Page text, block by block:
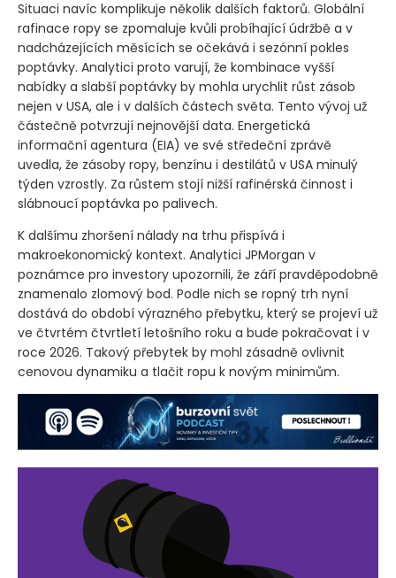
Situaci navíc komplikuje několik dalších faktorů. Globální
rafinace ropy se zpomaluje kvůli probíhající údržbě a v
nadcházejících měsících se očekává i sezónní pokles
poptávky. Analytici proto varují, že kombinace vyšší
nabídky a slabší poptávky by mohla urychlit růst zásob
nejen v USA, ale i v dalších částech světa. Tento vývoj už
částečně potvrzují nejnovější data. Energetická
informační agentura (EIA) ve své středeční zprávě
uvedla, že zásoby ropy, benzínu i destilátů v USA minulý
týden vzrostly. Za růstem stojí nižší rafinérská činnost i
slábnoucí poptávka po palivech.
K dalšímu zhoršení nálady na trhu přispívá i
makroekonomický kontext. Analytici JPMorgan v
poznámce pro investory upozornili, že září pravděpodobně
znamenalo zlomový bod. Podle nich se ropný trh nyní
dostává do období výrazného přebytku, který se projeví už
ve čtvrtém čtvrtletí letošního roku a bude pokračovat i v
roce 2026. Takový přebytek by mohl zásadně ovlivnit
cenovou dynamiku a tlačit ropu k novým minimům.